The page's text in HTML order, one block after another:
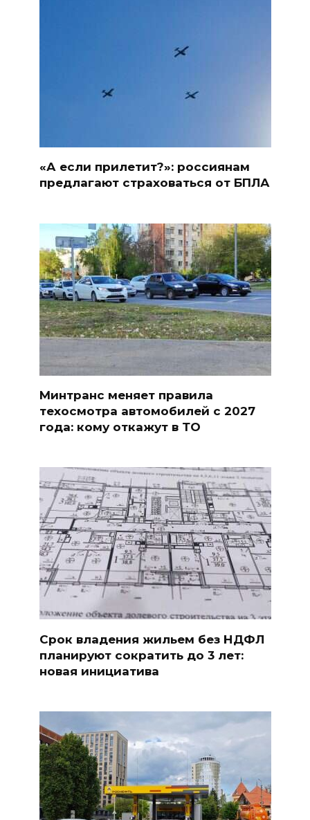
«А если прилетит?»: россиянам
предлагают страховаться от БПЛА
Минтранс меняет правила
техосмотра автомобилей с 2027
года: кому откажут в ТО
Срок владения жильем без НДФЛ
планируют сократить до 3 лет:
новая инициатива